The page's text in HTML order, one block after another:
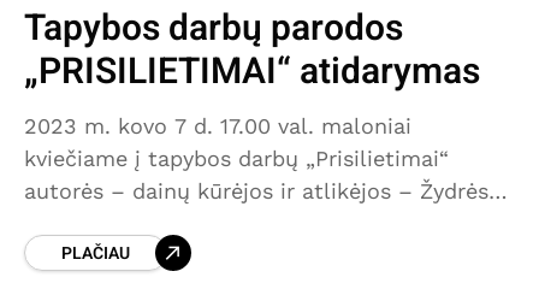
Tapybos darbų parodos
„PRISILIETIMAI“ atidarymas
2023 m. kovo 7 d. 17.00 val. maloniai
kviečiame į tapybos darbų „Prisilietimai“
autorės – dainų kūrėjos ir atlikėjos – Žydrės
kultūros centre, kurio metu skambės
PLAČIAU